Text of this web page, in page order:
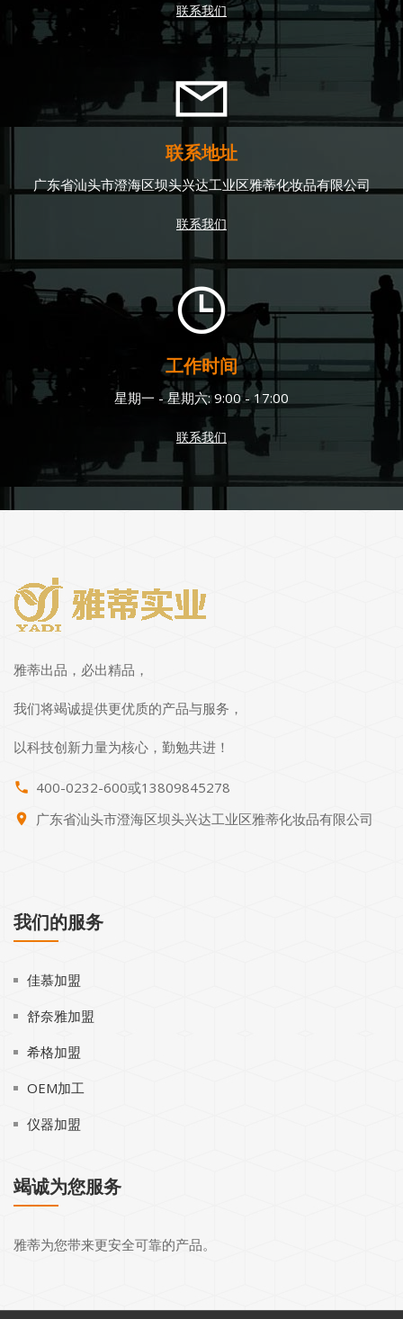
联系我们
联系地址
广东省汕头市澄海区坝头兴达工业区雅蒂化妆品有限公司
联系我们
工作时间
星期一 - 星期六: 9:00 - 17:00
联系我们
雅蒂出品，必出精品，
我们将竭诚提供更优质的产品与服务，
以科技创新力量为核心，勤勉共进！
phone 400-0232-600或13809845278
place 广东省汕头市澄海区坝头兴达工业区雅蒂化妆品有限公司
我们的服务
佳慕加盟
舒奈雅加盟
希格加盟
OEM加工
仪器加盟
竭诚为您服务
雅蒂为您带来更安全可靠的产品。